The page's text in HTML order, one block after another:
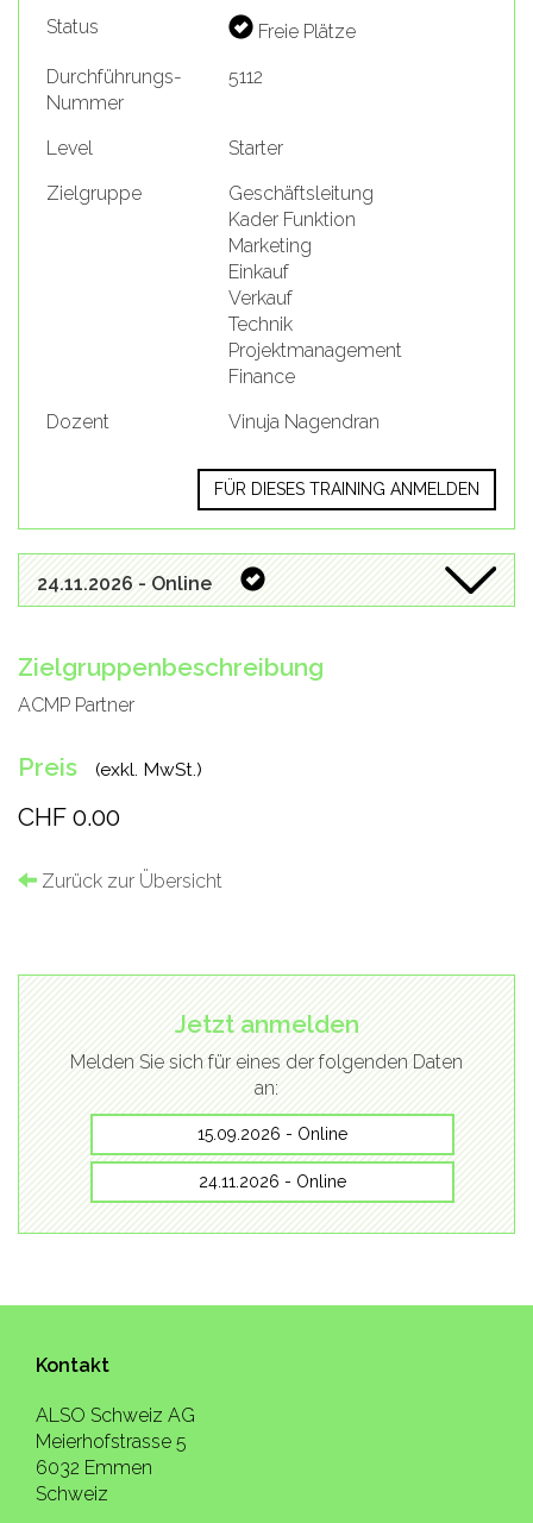
Status
Freie Plätze
Durchführungs-
Nummer
5112
Level
Starter
Zielgruppe
Geschäftsleitung
Kader Funktion
Marketing
Einkauf
Verkauf
Technik
Projektmanagement
Finance
Dozent
Vinuja Nagendran
FÜR DIESES TRAINING ANMELDEN
24.11.2026 - Online
Zielgruppenbeschreibung
ACMP Partner
Preis (exkl. MwSt.)
CHF 0.00
Zurück zur Übersicht
Jetzt anmelden
Melden Sie sich für eines der folgenden Daten
an:
15.09.2026 - Online
24.11.2026 - Online
Kontakt
ALSO Schweiz AG
Meierhofstrasse 5
6032 Emmen
Schweiz